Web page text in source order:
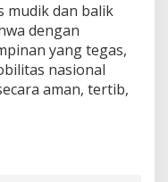
mudik dan balik
dengan
yang tegas,
nasional
aman, tertib,